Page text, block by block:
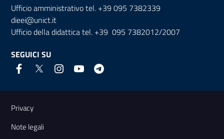
Ufficio amministrativo tel. +39 095 7382339
dieei@unict.it
Ufficio della didattica tel. +39 095 7382012/2007
SEGUICI SU
Link e informazioni utili
Privacy
Note legali